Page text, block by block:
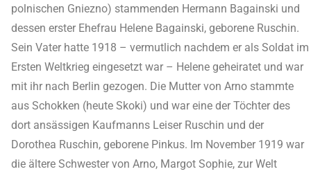
polnischen Gniezno) stammenden Hermann Bagainski und
dessen erster Ehefrau Helene Bagainski, geborene Ruschin.
Sein Vater hatte 1918 – vermutlich nachdem er als Soldat im
Ersten Weltkrieg eingesetzt war – Helene geheiratet und war
mit ihr nach Berlin gezogen. Die Mutter von Arno stammte
aus Schokken (heute Skoki) und war eine der Töchter des
dort ansässigen Kaufmanns Leiser Ruschin und der
Dorothea Ruschin, geborene Pinkus. Im November 1919 war
die ältere Schwester von Arno, Margot Sophie, zur Welt